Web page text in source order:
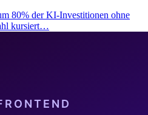
80% der KI-Investitionen ohne
kursiert…